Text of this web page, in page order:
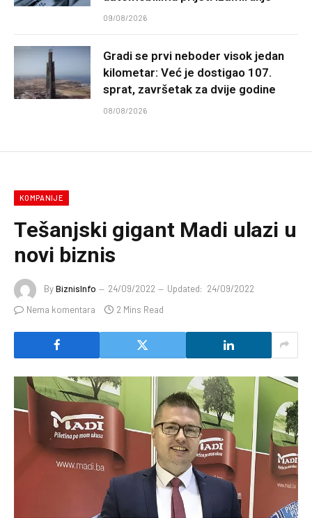
09/08/2026
Gradi se prvi neboder visok jedan
kilometar: Već je dostigao 107.
sprat, završetak za dvije godine
08/08/2026
KOMPANIJE
Tešanjski gigant Madi ulazi u
novi biznis
ByBiznisInfo 24/09/2022 Updated: 24/09/2022
Nema komentara
2 Mins Read